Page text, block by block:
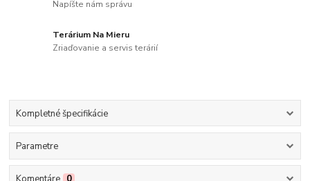
Napíšte nám správu
Terárium Na Mieru
Zriaďovanie a servis terárií
Kompletné špecifikácie
Parametre